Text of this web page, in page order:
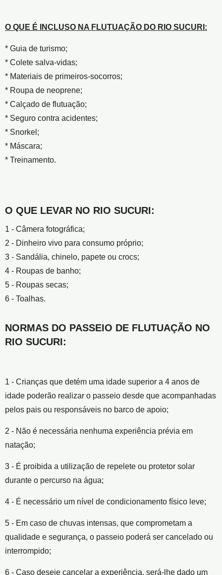
O QUE É INCLUSO NA FLUTUAÇÃO DO RIO SUCURI:
* Guia de turismo;
* Colete salva-vidas;
* Materiais de primeiros-socorros;
* Roupa de neoprene;
* Calçado de flutuação;
* Seguro contra acidentes;
* Snorkel;
* Máscara;
* Treinamento.
O QUE LEVAR NO RIO SUCURI:
1 - Câmera fotográfica;
2 - Dinheiro vivo para consumo próprio;
3 - Sandália, chinelo, papete ou crocs;
4 - Roupas de banho;
5 - Roupas secas;
6 - Toalhas.
NORMAS DO PASSEIO DE FLUTUAÇÃO NO
RIO SUCURI:
1 - Crianças que detém uma idade superior a 4 anos de
idade poderão realizar o passeio desde que acompanhadas
pelos pais ou responsáveis no barco de apoio;
2 - Não é necessária nenhuma experiência prévia em
natação;
3 - É proibida a utilização de repelete ou protetor solar
durante o percurso na água;
4 - É necessário um nível de condicionamento físico leve;
5 - Em caso de chuvas intensas, que comprometam a
qualidade e segurança, o passeio poderá ser cancelado ou
interrompido;
6 - Caso deseje cancelar a experiência, será-lhe dado um